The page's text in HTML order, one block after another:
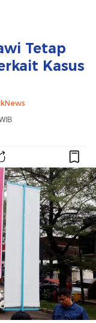
Tetap
Kasus